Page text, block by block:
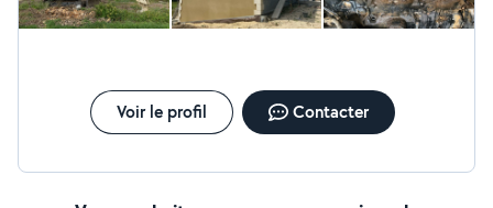
Voir le profil Contacter